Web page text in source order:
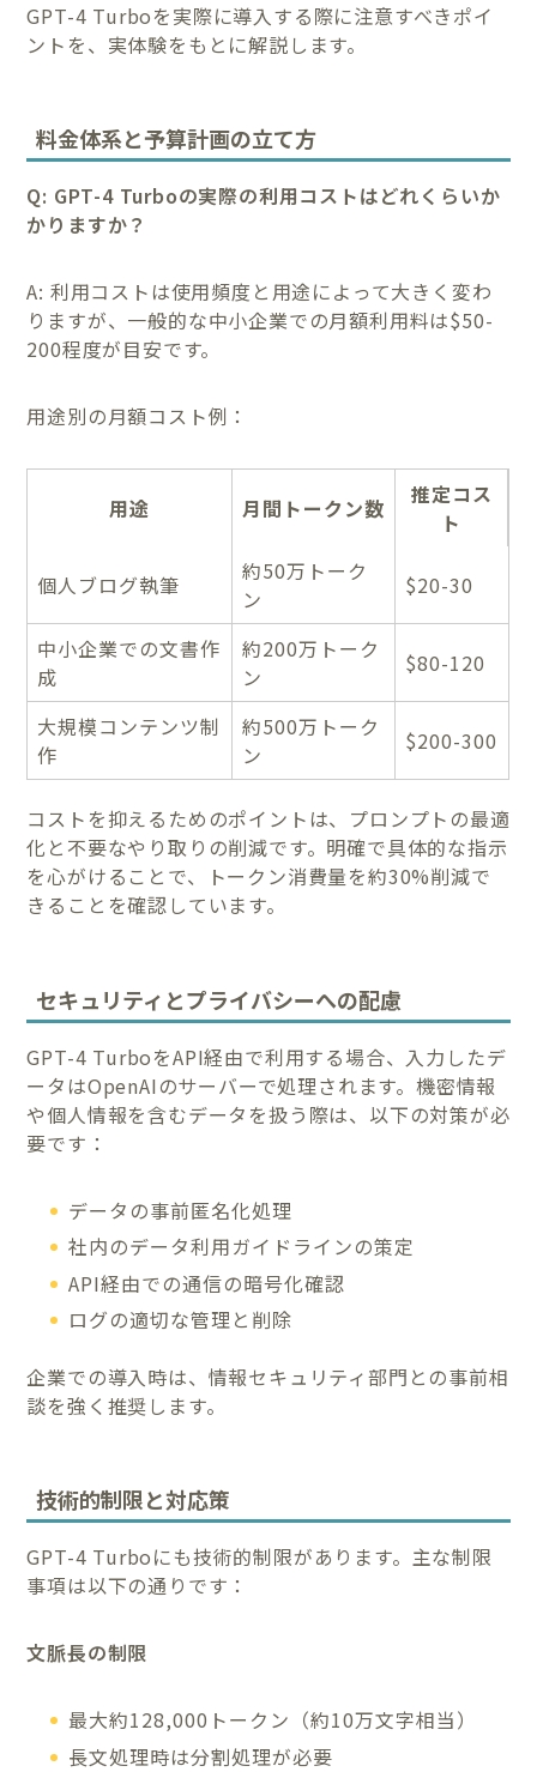
GPT-4 Turboを実際に導入する際に注意すべきポイ
ントを、実体験をもとに解説します。
料金体系と予算計画の立て方
Q: GPT-4 Turboの実際の利用コストはどれくらいか
かりますか？
A: 利用コストは使用頻度と用途によって大きく変わ
りますが、一般的な中小企業での月額利用料は$50-
200程度が目安です。
用途別の月額コスト例：
用途 月間トークン数
推定コス
ト
個人ブログ執筆
約50万トーク
ン
$20-30
中小企業での文書作
成
約200万トーク
ン
$80-120
大規模コンテンツ制
作
約500万トーク
ン
$200-300
コストを抑えるためのポイントは、プロンプトの最適
化と不要なやり取りの削減です。明確で具体的な指示
を心がけることで、トークン消費量を約30%削減で
きることを確認しています。
セキュリティとプライバシーへの配慮
GPT-4 TurboをAPI経由で利用する場合、入力したデ
ータはOpenAIのサーバーで処理されます。機密情報
や個人情報を含むデータを扱う際は、以下の対策が必
要です：
データの事前匿名化処理
社内のデータ利用ガイドラインの策定
API経由での通信の暗号化確認
ログの適切な管理と削除
企業での導入時は、情報セキュリティ部門との事前相
談を強く推奨します。
技術的制限と対応策
GPT-4 Turboにも技術的制限があります。主な制限
事項は以下の通りです：
文脈長の制限
最大約128,000トークン（約10万文字相当）
長文処理時は分割処理が必要